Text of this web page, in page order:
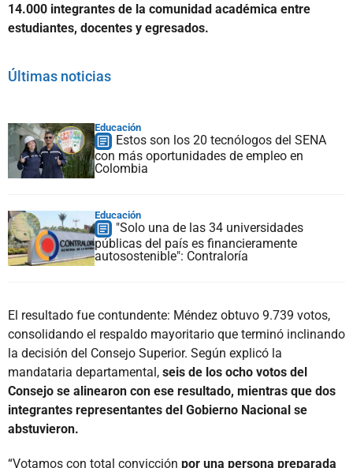
14.000 integrantes de la comunidad académica entre
estudiantes, docentes y egresados.
Últimas noticias
Educación
Estos son los 20 tecnólogos del SENA
con más oportunidades de empleo en
Colombia
Educación
"Solo una de las 34 universidades
públicas del país es financieramente
autosostenible": Contraloría
El resultado fue contundente: Méndez obtuvo 9.739 votos,
consolidando el respaldo mayoritario que terminó inclinando
la decisión del Consejo Superior. Según explicó la
mandataria departamental, seis de los ocho votos del
Consejo se alinearon con ese resultado, mientras que dos
integrantes representantes del Gobierno Nacional se
abstuvieron.
“Votamos con total convicción por una persona preparada